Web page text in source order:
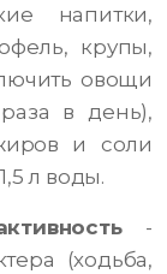
напитки,
крупы,
овощи
в день),
и соли
л воды.
-
(ходьба,